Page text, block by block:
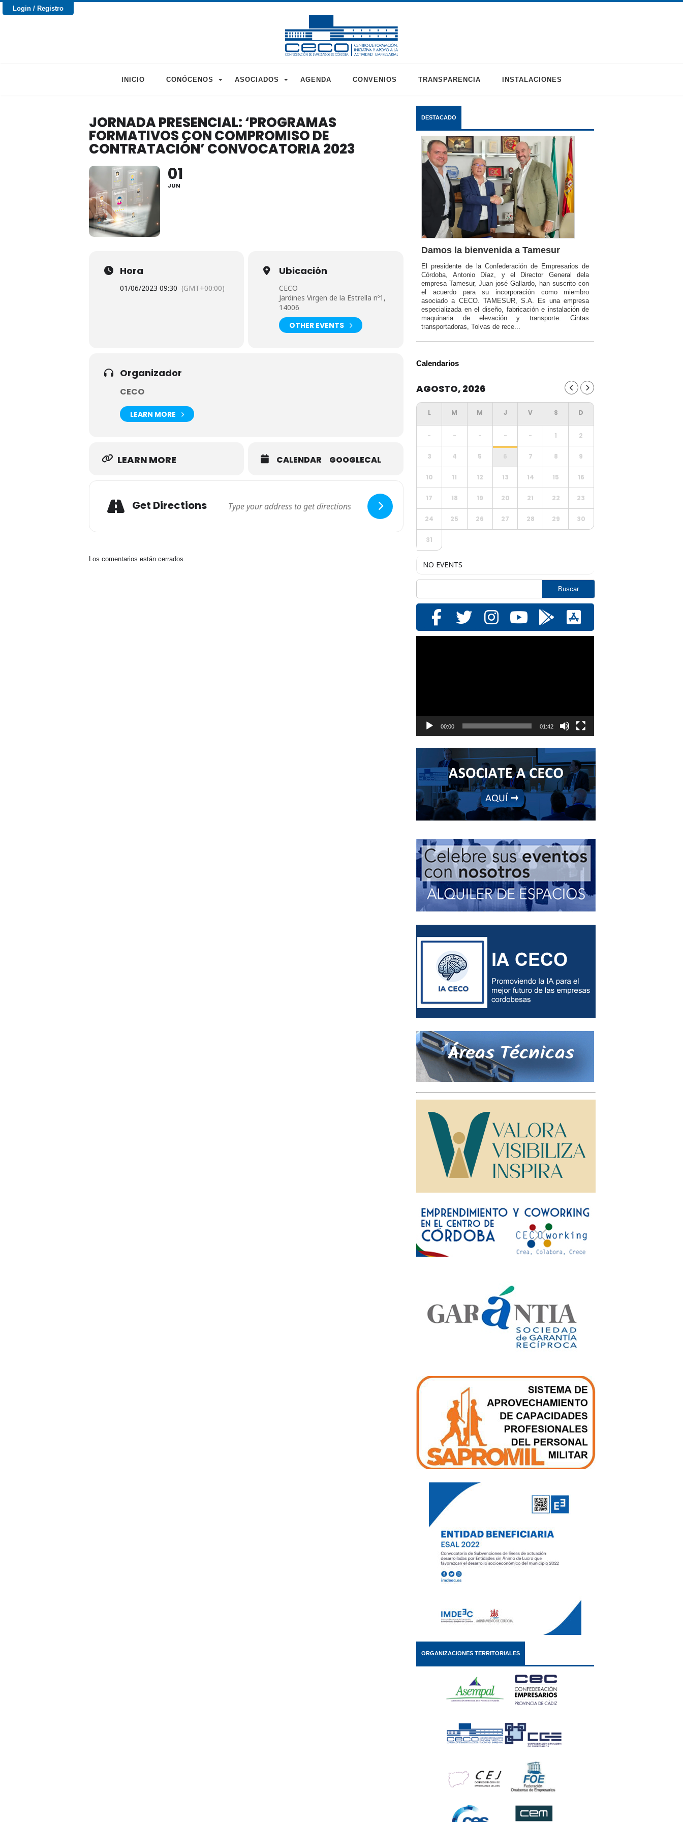
Login / Registro
INICIO CONÓCENOS ASOCIADOS AGENDA CONVENIOS TRANSPARENCIA INSTALACIONES
JORNADA PRESENCIAL: ‘PROGRAMAS
FORMATIVOS CON COMPROMISO DE
CONTRATACIÓN’ CONVOCATORIA 2023
01
JUN
Hora
01/06/2023 09:30 (GMT+00:00)
Ubicación
CECO
Jardines Virgen de la Estrella nº1,
14006
OTHER EVENTS
Organizador
CECO
LEARN MORE
LEARN MORE CALENDAR GOOGLECAL
Get Directions
Los comentarios están cerrados.
DESTACADO
Damos la bienvenida a Tamesur
El presidente de la Confederación de Empresarios de
Córdoba, Antonio Díaz, y el Director General dela
empresa Tamesur, Juan josé Gallardo, han suscrito con
el acuerdo para su incorporación como miembro
asociado a CECO. TAMESUR, S.A. Es una empresa
especializada en el diseño, fabricación e instalación de
maquinaria de elevación y transporte. Cintas
transportadoras, Tolvas de rece...
Calendarios
AGOSTO, 2026
- - - - - 1 2
3 4 5 6 7 8 9
10 11 12 13 14 15 16
17 18 19 20 21 22 23
24 25 26 27 28 29 30
31
NO EVENTS
00:00 01:42
ORGANIZACIONES TERRITORIALES